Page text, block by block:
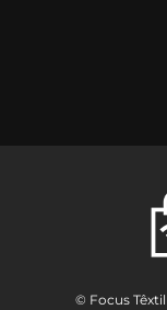
© Focus Têxtil